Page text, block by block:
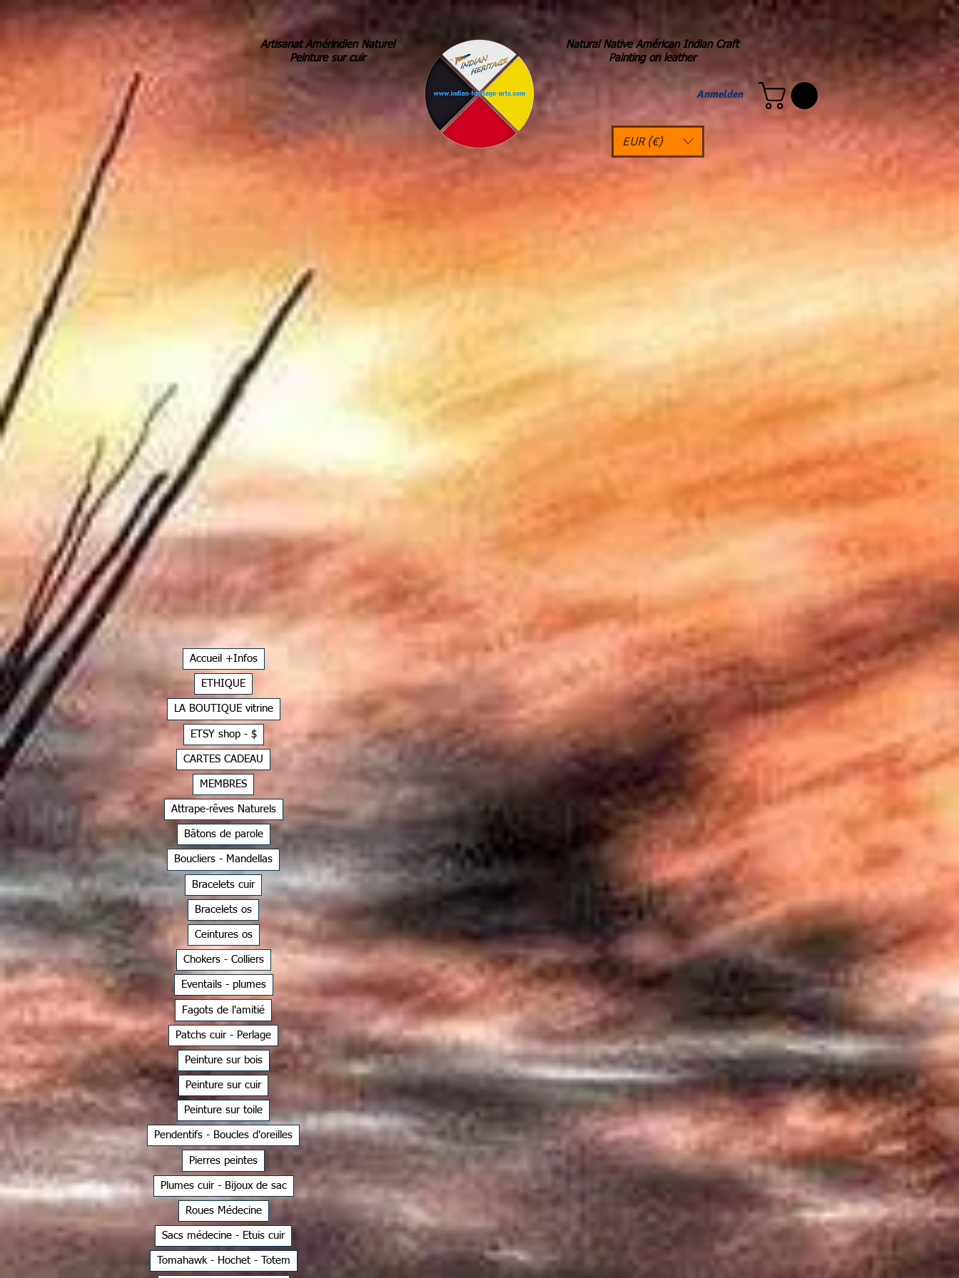
Artisanat Amérindien Naturel
Peinture sur cuir
Natural Native Américan Indian Craft
Painting on leather
Anmelden
EUR (€)
Accueil +Infos
ETHIQUE
LA BOUTIQUE vitrine
ETSY shop - $
CARTES CADEAU
MEMBRES
Attrape-rêves Naturels
Bâtons de parole
Boucliers - Mandellas
Bracelets cuir
Bracelets os
Ceintures os
Chokers - Colliers
Eventails - plumes
Fagots de l'amitié
Patchs cuir - Perlage
Peinture sur bois
Peinture sur cuir
Peinture sur toile
Pendentifs - Boucles d'oreilles
Pierres peintes
Plumes cuir - Bijoux de sac
Roues Médecine
Sacs médecine - Etuis cuir
Tomahawk - Hochet - Totem